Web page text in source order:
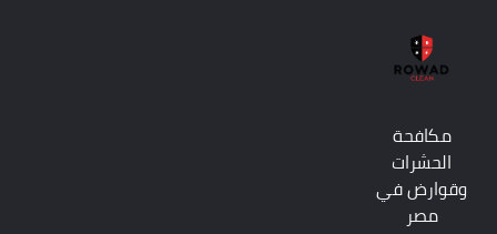
مكافحة
الحشرات
وقوارض في
مصر